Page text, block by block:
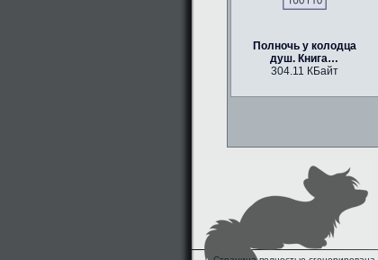
Полночь у колодца
душ. Книга…
304.11 КБайт